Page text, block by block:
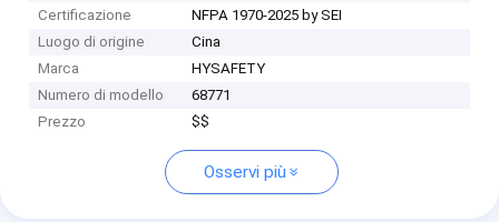
Certificazione
NFPA 1970-2025 by SEI
Luogo di origine
Cina
Marca
HYSAFETY
Numero di modello
68771
Prezzo
$$
Osservi più